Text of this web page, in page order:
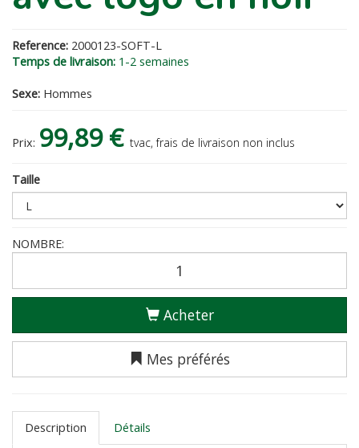
Reference: 2000123-SOFT-L
Temps de livraison: 1-2 semaines
Sexe: Hommes
Prix: 99,89 € tvac, frais de livraison non inclus
Taille
NOMBRE:
Acheter
Mes préférés
Description Détails